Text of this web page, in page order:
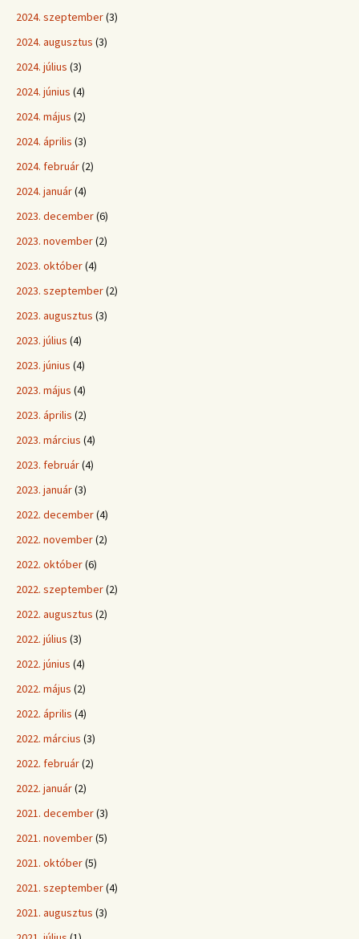
2024. szeptember(3)
2024. augusztus (3)
2024. július (3)
2024. június (4)
2024. május (2)
2024. április (3)
2024. február(2)
2024. január(4)
2023. december(6)
2023. november(2)
2023. október(4)
2023. szeptember(2)
2023. augusztus (3)
2023. július (4)
2023. június (4)
2023. május (4)
2023. április (2)
2023. március (4)
2023. február(4)
2023. január(3)
2022. december(4)
2022. november(2)
2022. október(6)
2022. szeptember(2)
2022. augusztus (2)
2022. július (3)
2022. június (4)
2022. május (2)
2022. április (4)
2022. március (3)
2022. február(2)
2022. január(2)
2021. december(3)
2021. november(5)
2021. október(5)
2021. szeptember(4)
2021. augusztus (3)